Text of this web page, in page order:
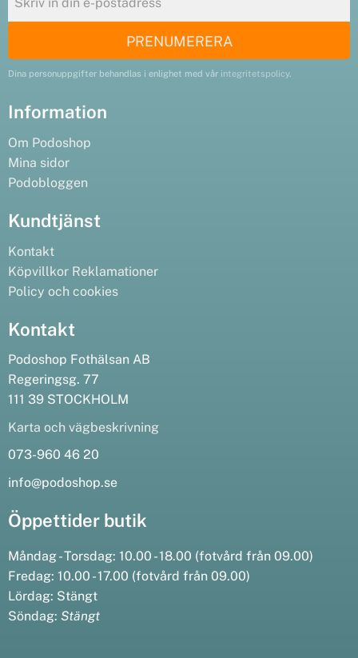
PRENUMERERA
Dina personuppgifter behandlas i enlighet med vår integritetspolicy.
Information
Om Podoshop
Mina sidor
Podobloggen
Kundtjänst
Kontakt
Köpvillkor Reklamationer
Policy och cookies
Kontakt
Podoshop Fothälsan AB
Regeringsg. 77
111 39 STOCKHOLM
Karta och vägbeskrivning
073-960 46 20
info@podoshop.se
Öppettider butik
Måndag - Torsdag: 10.00 - 18.00 (fotvård från 09.00)
Fredag: 10.00 - 17.00 (fotvård från 09.00)
Lördag: Stängt
Söndag: Stängt